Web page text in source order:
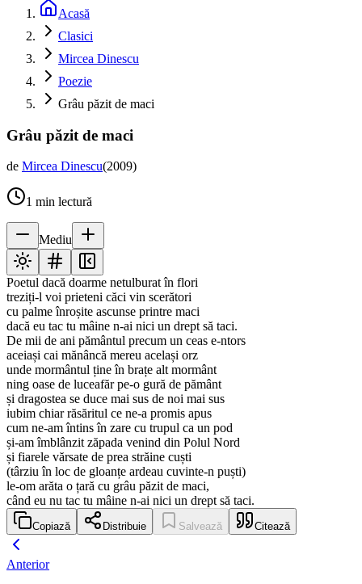
Acasă
Clasici
Mircea Dinescu
Poezie
Grâu păzit de maci
Grâu păzit de maci
de Mircea Dinescu(2009)
1 min lectură
Mediu
Poetul dacă doarme netulburat în flori
treziți-l voi prieteni căci vin scerători
cu palme înroșite ascunse printre maci
dacă eu tac tu mâine n-ai nici un drept să taci.
De mii de ani pământul precum un ceas e-ntors
aceiași cai mănâncă mereu același orz
unde mormântul ține în brațe alt mormânt
ning oase de luceafăr pe-o gură de pământ
și dragostea se duce mai sus de noi mai sus
iubim chiar răsăritul ce ne-a promis apus
cum ne-am întins în zare cu trupul ca un pod
și-am îmblânzit zăpada venind din Polul Nord
și fiarele vărsate de prea străine cuști
(târziu în loc de gloanțe ardeau cuvinte-n puști)
le-om arăta o țară cu grâu păzit de maci,
când eu nu tac tu mâine n-ai nici un drept să taci.
Copiază Distribuie Salvează Citează
Anterior